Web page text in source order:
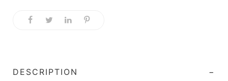
DESCRIPTION